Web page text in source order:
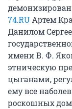
74.RU Артем
Данилом
имени В. Ф.
этническую
цыганами,
ему все
роскошных